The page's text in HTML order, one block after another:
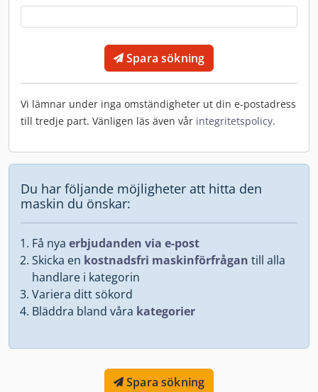
Spara sökning
Vi lämnar under inga omständigheter ut din e-postadress
till tredje part. Vänligen läs även vår integritetspolicy.
Du har följande möjligheter att hitta den
maskin du önskar:
Få nya erbjudanden via e-post
Skicka en kostnadsfri maskinförfrågan till alla
handlare i kategorin
Variera ditt sökord
Bläddra bland våra kategorier
Spara sökning